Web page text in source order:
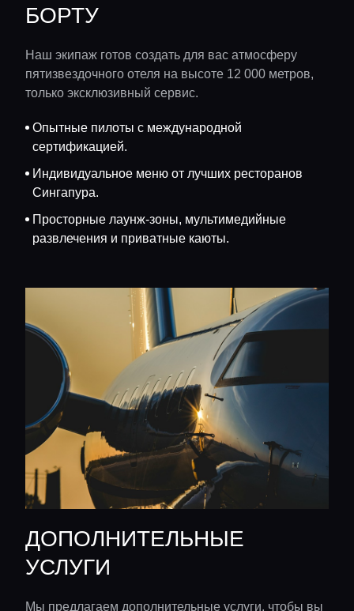
БОРТУ
Наш экипаж готов создать для вас атмосферу
пятизвездочного отеля на высоте 12 000 метров,
только эксклюзивный сервис.
Опытные пилоты с международной
сертификацией.
Индивидуальное меню от лучших ресторанов
Сингапура.
Просторные лаунж-зоны, мультимедийные
развлечения и приватные каюты.
ДОПОЛНИТЕЛЬНЫЕ
УСЛУГИ
Мы предлагаем дополнительные услуги, чтобы вы